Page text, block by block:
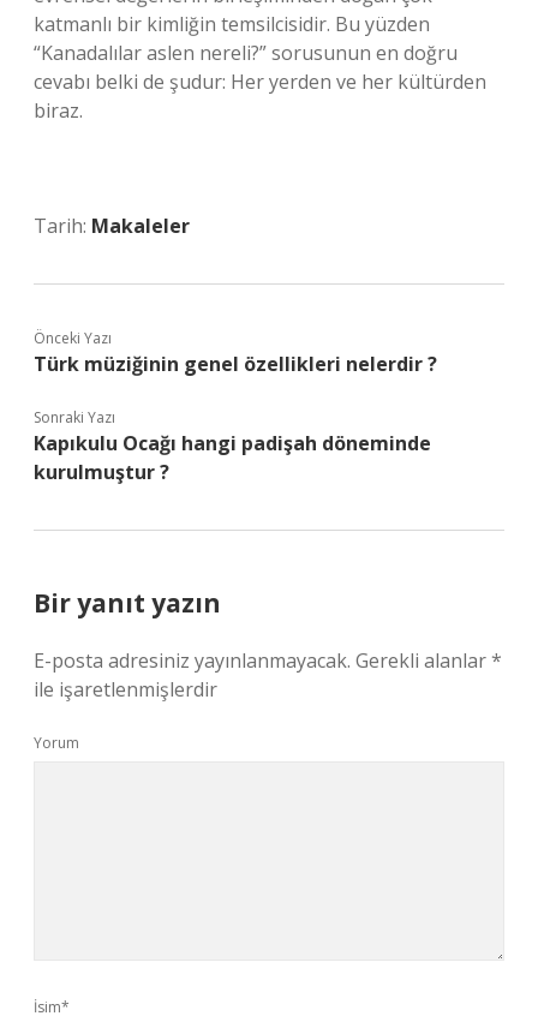
katmanlı bir kimliğin temsilcisidir. Bu yüzden
“Kanadalılar aslen nereli?” sorusunun en doğru
cevabı belki de şudur: Her yerden ve her kültürden
biraz.
Tarih: Makaleler
Önceki Yazı
Türk müziğinin genel özellikleri nelerdir ?
Sonraki Yazı
Kapıkulu Ocağı hangi padişah döneminde
kurulmuştur ?
Bir yanıt yazın
E-posta adresiniz yayınlanmayacak. Gerekli alanlar*
ile işaretlenmişlerdir
Yorum
İsim*